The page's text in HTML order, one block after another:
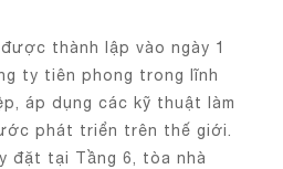
thành lập vào ngày 1
ty tiên phong trong lĩnh
áp dụng các kỹ thuật làm
phát triển trên thế giới.
đặt tại Tầng 6, tòa nhà